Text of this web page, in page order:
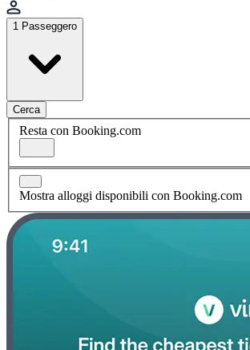
1 Passeggero
Cerca
Resta con Booking.com
Mostra alloggi disponibili con Booking.com